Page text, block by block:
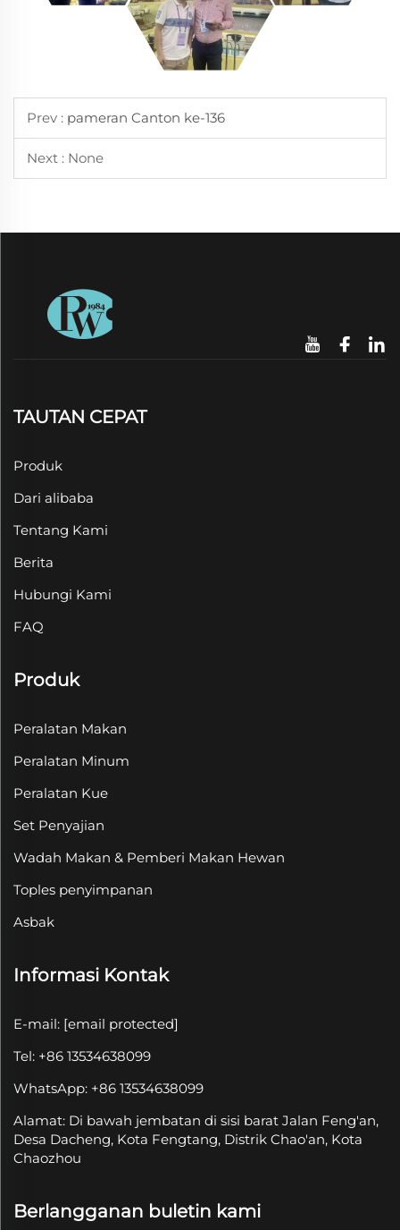
Prev : pameran Canton ke-136
Next : None
TAUTAN CEPAT
Produk
Dari alibaba
Tentang Kami
Berita
Hubungi Kami
FAQ
Produk
Peralatan Makan
Peralatan Minum
Peralatan Kue
Set Penyajian
Wadah Makan & Pemberi Makan Hewan
Toples penyimpanan
Asbak
Informasi Kontak
E-mail: [email protected]
Tel: +86 13534638099
WhatsApp: +86 13534638099
Alamat: Di bawah jembatan di sisi barat Jalan Feng'an,
Desa Dacheng, Kota Fengtang, Distrik Chao'an, Kota
Chaozhou
Berlangganan buletin kami